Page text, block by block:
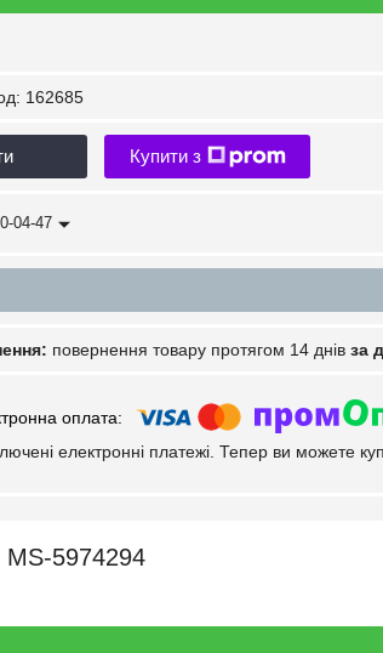
162685
Купити з
04-47
повернення товару протягом 14 днів за
електронні платежі. Тепер ви можете
5974294